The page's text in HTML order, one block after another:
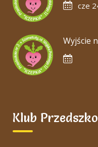
cze
Wyjście
Klub